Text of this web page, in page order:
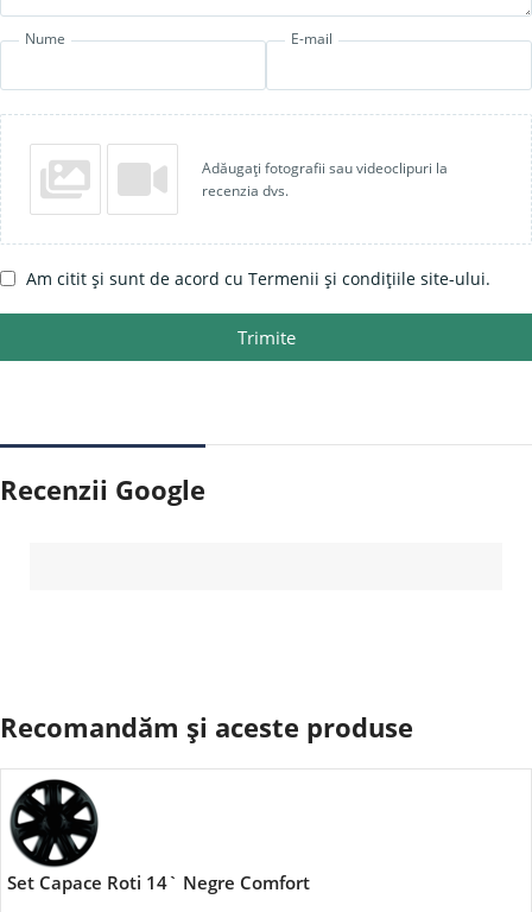
Nume E-mail
Adăugați fotografii sau videoclipuri la
recenzia dvs.
Am citit și sunt de acord cu Termenii și condițiile site-ului.
Trimite
Recenzii Google
Recomandăm și aceste produse
Set Capace Roti 14` Negre Comfort